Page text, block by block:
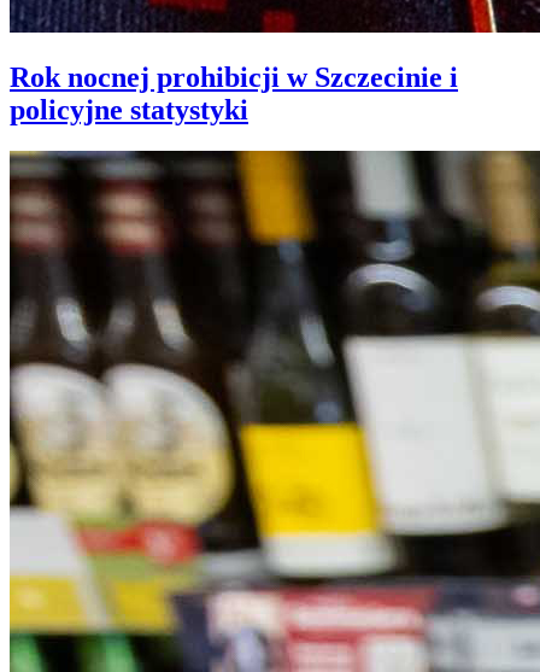
Rok nocnej prohibicji w Szczecinie i
policyjne statystyki